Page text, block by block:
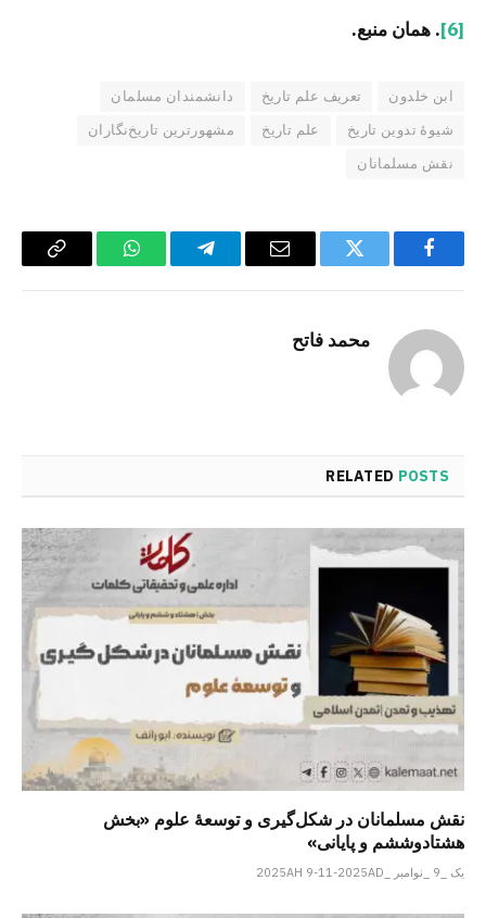
[6] . همان منبع.
ابن خلدون تعریف علم تاریخ
دانشمندان مسلمان
شیوهٔ تدوین تاریخ
علم تاریخ
مشهورترین تاریخ‌نگاران
نقش مسلمانان
Facebook
Twitter
Email
Telegram
WhatsApp
Copy
محمد فاتح
RELATED POSTS
نقش مسلمانان در شکل‌گیری و توسعۀ علوم «بخش
هشتادوششم و پایانی»
یک _9 _نوامبر _2025AH 9-11-2025AD